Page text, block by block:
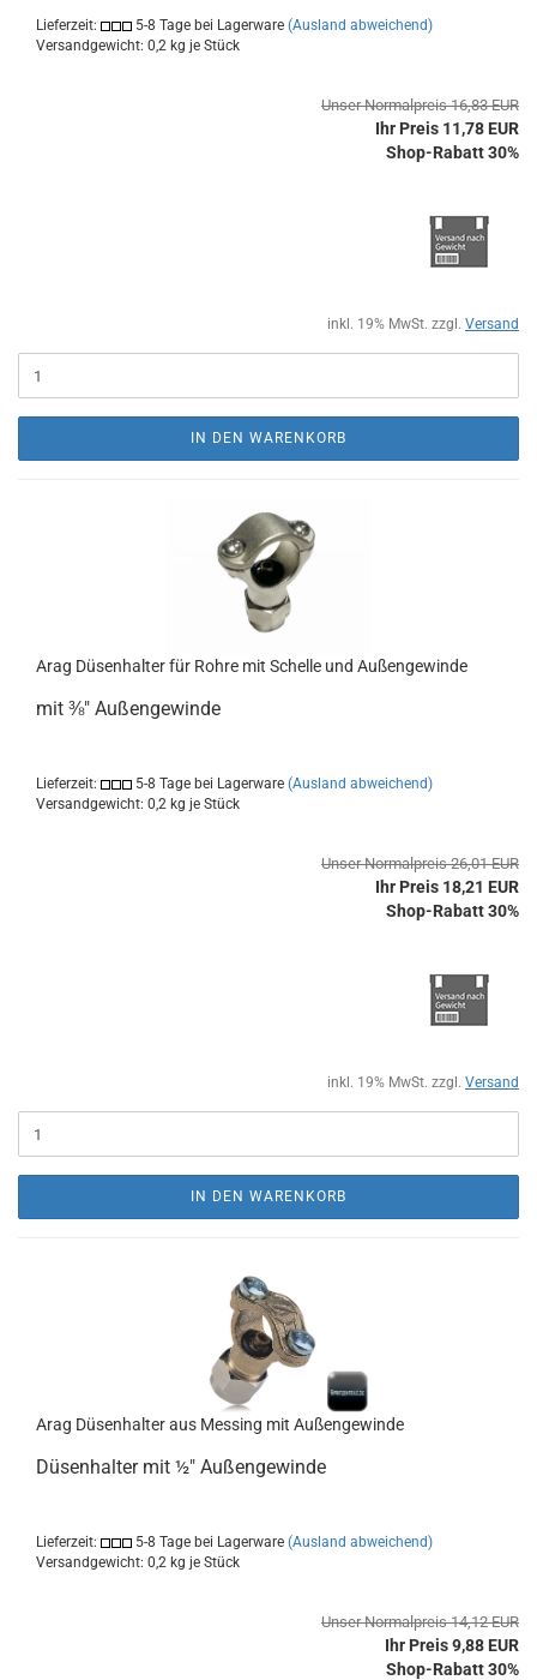
Lieferzeit: 5-8 Tage bei Lagerware (Ausland abweichend)
Versandgewicht: 0,2 kg je Stück
Unser Normalpreis 16,83 EUR
Ihr Preis 11,78 EUR
Shop-Rabatt 30%
inkl. 19% MwSt. zzgl. Versand
IN DEN WARENKORB
Arag Düsenhalter für Rohre mit Schelle und Außengewinde
mit ⅜" Außengewinde
Lieferzeit: 5-8 Tage bei Lagerware (Ausland abweichend)
Versandgewicht: 0,2 kg je Stück
Unser Normalpreis 26,01 EUR
Ihr Preis 18,21 EUR
Shop-Rabatt 30%
inkl. 19% MwSt. zzgl. Versand
IN DEN WARENKORB
Arag Düsenhalter aus Messing mit Außengewinde
Düsenhalter mit ½" Außengewinde
Lieferzeit: 5-8 Tage bei Lagerware (Ausland abweichend)
Versandgewicht: 0,2 kg je Stück
Unser Normalpreis 14,12 EUR
Ihr Preis 9,88 EUR
Shop-Rabatt 30%